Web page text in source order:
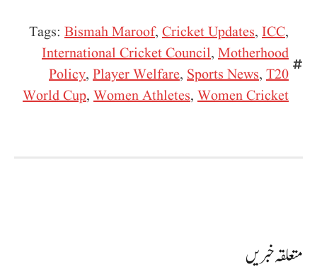
Tags: Bismah Maroof, Cricket Updates, ICC,
International Cricket Council, Motherhood
Policy, Player Welfare, Sports News, T20
World Cup, Women Athletes, Women Cricket
متعلقہ خبریں